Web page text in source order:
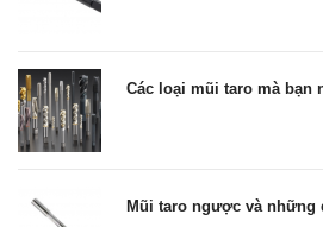
Các loại mũi taro mà bạn
Mũi taro ngược và những